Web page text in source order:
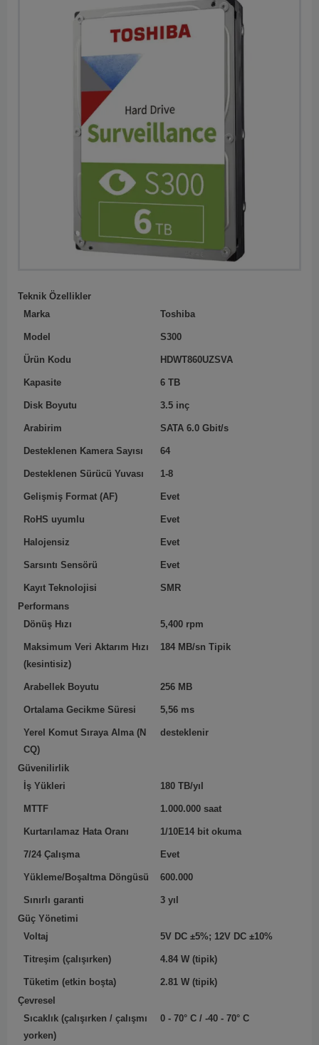
Teknik Özellikler
Marka
Toshiba
Model S300
Ürün Kodu HDWT860UZSVA
Kapasite 6 TB
Disk Boyutu 3.5 inç
Arabirim SATA 6.0 Gbit/s
Desteklenen Kamera Sayısı 64
Desteklenen Sürücü Yuvası 1-8
Gelişmiş Format (AF) Evet
RoHS uyumlu Evet
Halojensiz Evet
Sarsıntı Sensörü Evet
Kayıt Teknolojisi
SMR
Performans
Dönüş Hızı
5,400 rpm
Maksimum Veri Aktarım Hızı
(kesintisiz)
184 MB/sn Tipik
Arabellek Boyutu 256 MB
Ortalama Gecikme Süresi 5,56 ms
Yerel Komut Sıraya Alma (N
CQ)
desteklenir
Güvenilirlik
İş Yükleri
180 TB/yıl
MTTF 1.000.000 saat
Kurtarılamaz Hata Oranı 1/10E14 bit okuma
7/24 Çalışma Evet
Yükleme/Boşaltma Döngüsü 600.000
Sınırlı garanti
3 yıl
Güç Yönetimi
Voltaj
5V DC ±5%; 12V DC ±10%
Titreşim (çalışırken) 4.84 W (tipik)
Tüketim (etkin boşta)
2.81 W (tipik)
Çevresel
Sıcaklık (çalışırken / çalışmı
yorken)
0 - 70° C / -40 - 70° C